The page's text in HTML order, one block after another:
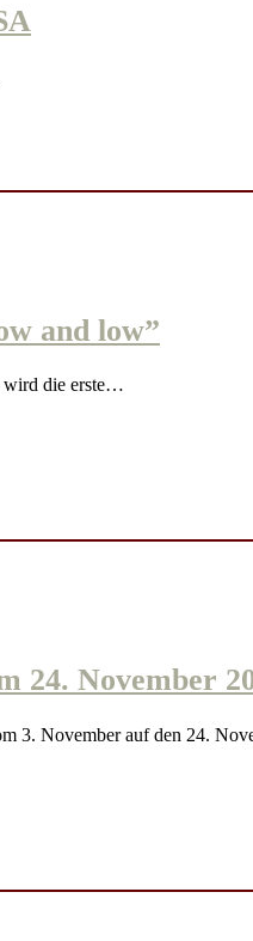
and low”
wird die erste…
24. November
3. November auf den 24.